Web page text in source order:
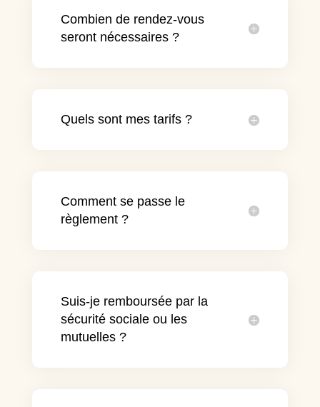
Combien de rendez-vous
seront nécessaires ?
Quels sont mes tarifs ?
Comment se passe le
règlement ?
Suis-je remboursée par la
sécurité sociale ou les
mutuelles ?